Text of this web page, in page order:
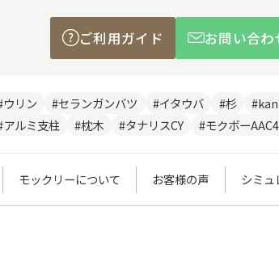
ご利用ガイド お問い合わ
ウリン #セランガンバツ #イタウバ #杉
アルミ支柱
#枕木 #タナリスCY #モクボー
モックリーについて お客様の声 シミュ